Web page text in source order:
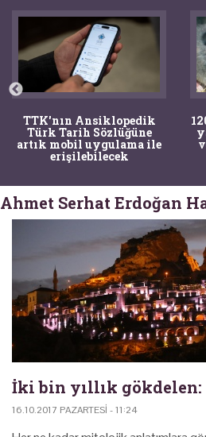
TTK'nın Ansiklopedik
Türk Tarih Sözlüğüne
artık mobil uygulama ile
erişilebilecek
Ahmet Serhat Erdoğan
İki bin yıllık
16.10.2017 PAZARTESI - 11:24